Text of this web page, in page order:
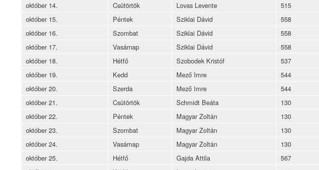
október 14.
Csütörtök Lovas Levente
515
október 15.
Péntek Sziklai Dávid
558
október 16.
Szombat Sziklai Dávid
558
október 17.
Vasárnap Sziklai Dávid
558
október 18.
Hétfő Szobodek Kristóf
537
október 19.
Kedd Mező Imre
544
október 20.
Szerda Mező Imre
544
október 21.
Csütörtök Schmidt Beáta
130
október 22.
Péntek Magyar Zoltán
130
október 23.
Szombat Magyar Zoltán
130
október 24.
Vasárnap Magyar Zoltán
130
október 25.
Hétfő Gajda Attila
567